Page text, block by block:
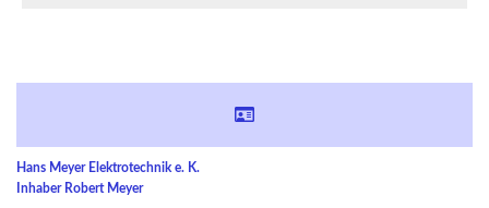
Hans Meyer Elektrotechnik e. K.
Inhaber Robert Meyer